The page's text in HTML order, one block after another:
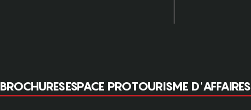
BROCHURESESPACE PROTOURISME D'AFFAIRES